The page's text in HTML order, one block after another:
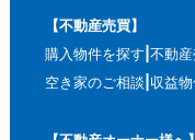
【不動産売買】
購入物件を探す 不動
空き家のご相談 収益